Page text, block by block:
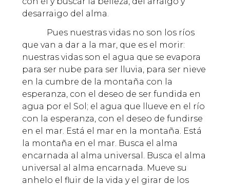
desarraigo del alma.
Pues nuestras vidas no son los ríos
que van a dar a la mar, que es el morir:
nuestras vidas son el agua que se evapora
para ser nube para ser lluvia, para ser nieve
en la cumbre de la montaña con la
esperanza, con el deseo de ser fundida en
agua por el Sol; el agua que llueve en el río
con la esperanza, con el deseo de fundirse
en el mar. Está el mar en la montaña. Está
la montaña en el mar. Busca el alma
encarnada al alma universal. Busca el alma
universal al alma encarnada. Mueve su
anhelo el fluir de la vida y el girar de los